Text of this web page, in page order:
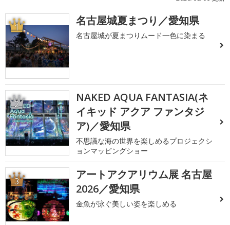
1 名古屋城夏まつり／愛知県
名古屋城が夏まつりムード一色に染まる
2
NAKED AQUA FANTASIA(ネ
イキッド アクア ファンタジ
ア)／愛知県
不思議な海の世界を楽しめるプロジェクシ
ョンマッピングショー
3
アートアクアリウム展 名古屋
2026／愛知県
金魚が泳ぐ美しい姿を楽しめる